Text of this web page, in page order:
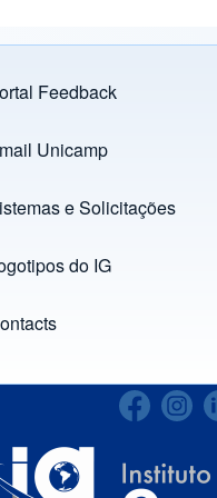
menu
Feedback
Unicamp
in new tab)
e Solicitações
in new tab)
do IG
in new tab)